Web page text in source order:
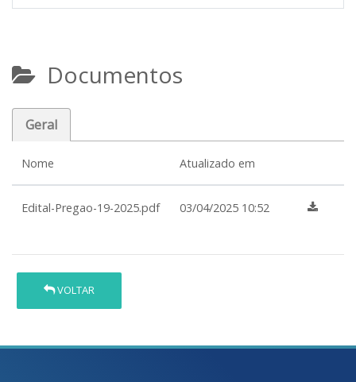
Documentos
Geral
Nome Atualizado em
Edital-Pregao-19-2025.pdf 03/04/2025 10:52
VOLTAR